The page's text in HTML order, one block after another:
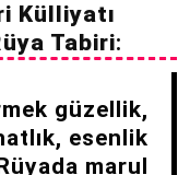
Külliyatı
Tabiri:
güzellik,
esenlik
marul